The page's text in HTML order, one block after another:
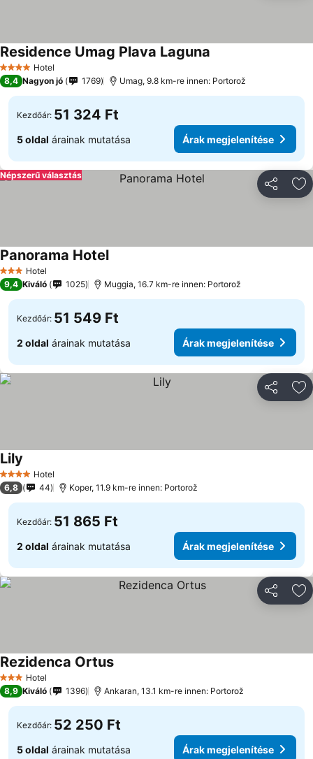
4 KategóriaHotel
Residence Umag Plava Laguna
8,4 Nagyon jó 1769 Umag, 9.8 km-re innen: Portorož
Kezdőár: 51 324 Ft
5 oldal árainak mutatása Árak megjelenítése
Népszerű választás
3 Kategória
Hotel
Panorama Hotel
9,4 Kiváló 1025 Muggia, 16.7 km-re innen: Portorož
Kezdőár: 51 549 Ft
2 oldal árainak mutatása Árak megjelenítése
4 KategóriaHotel
Lily
6,8 44 Koper, 11.9 km-re innen: Portorož
Kezdőár: 51 865 Ft
2 oldal árainak mutatása Árak megjelenítése
3 Kategória
Hotel
Rezidenca Ortus
8,9 Kiváló 1396 Ankaran, 13.1 km-re innen: Portorož
Kezdőár: 52 250 Ft
5 oldal árainak mutatása Árak megjelenítése